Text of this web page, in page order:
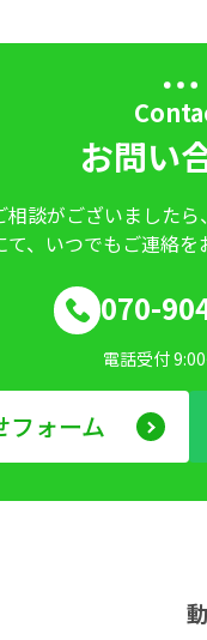
お問い
相談がございました
、いつでもご連絡
070-
電話受付
フォーム